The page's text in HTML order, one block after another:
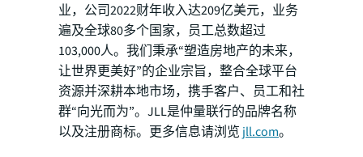
业，公司2022财年收入达209亿美元，业务
遍及全球80多个国家，员工总数超过
103,000人。我们秉承“塑造房地产的未来，
让世界更美好”的企业宗旨，整合全球平台
资源并深耕本地市场，携手客户、员工和社
群“向光而为”。JLL是仲量联行的品牌名称
以及注册商标。更多信息请浏览 jll.com。